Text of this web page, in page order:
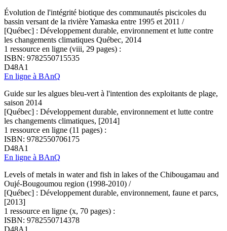
Évolution de l'intégrité biotique des communautés piscicoles du
bassin versant de la rivière Yamaska entre 1995 et 2011 /
[Québec] : Développement durable, environnement et lutte contre
les changements climatiques Québec, 2014
1 ressource en ligne (viii, 29 pages) :
ISBN: 9782550715535
D48A1
En ligne à BAnQ
Guide sur les algues bleu-vert à l'intention des exploitants de plage,
saison 2014
[Québec] : Développement durable, environnement et lutte contre
les changements climatiques, [2014]
1 ressource en ligne (11 pages) :
ISBN: 9782550706175
D48A1
En ligne à BAnQ
Levels of metals in water and fish in lakes of the Chibougamau and
Oujé-Bougoumou region (1998-2010) /
[Québec] : Développement durable, environnement, faune et parcs,
[2013]
1 ressource en ligne (x, 70 pages) :
ISBN: 9782550714378
D48A1